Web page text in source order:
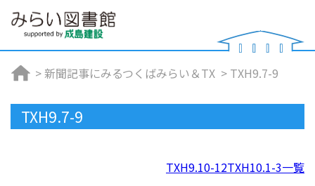
> 新聞記事にみるつくばみらい＆TX > TXH9.7-9
TXH9.7-9
TXH9.10-12TXH10.1-3一覧